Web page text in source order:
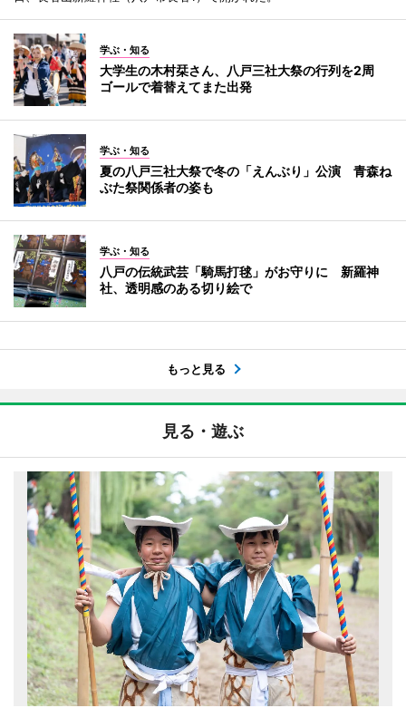
学ぶ・知る
大学生の木村栞さん、八戸三社大祭の行列を2周
ゴールで着替えてまた出発
学ぶ・知る
夏の八戸三社大祭で冬の「えんぶり」公演 青森ね
ぶた祭関係者の姿も
学ぶ・知る
八戸の伝統武芸「騎馬打毬」がお守りに 新羅神
社、透明感のある切り絵で
もっと見る
見る・遊ぶ